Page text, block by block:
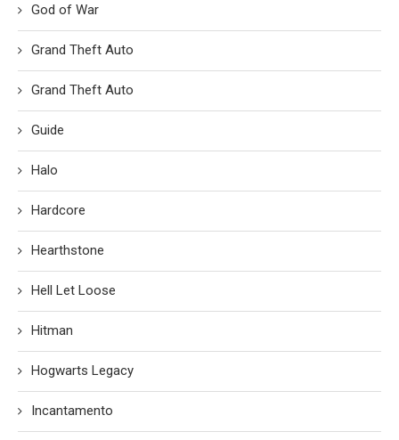
God of War
Grand Theft Auto
Grand Theft Auto
Guide
Halo
Hardcore
Hearthstone
Hell Let Loose
Hitman
Hogwarts Legacy
Incantamento